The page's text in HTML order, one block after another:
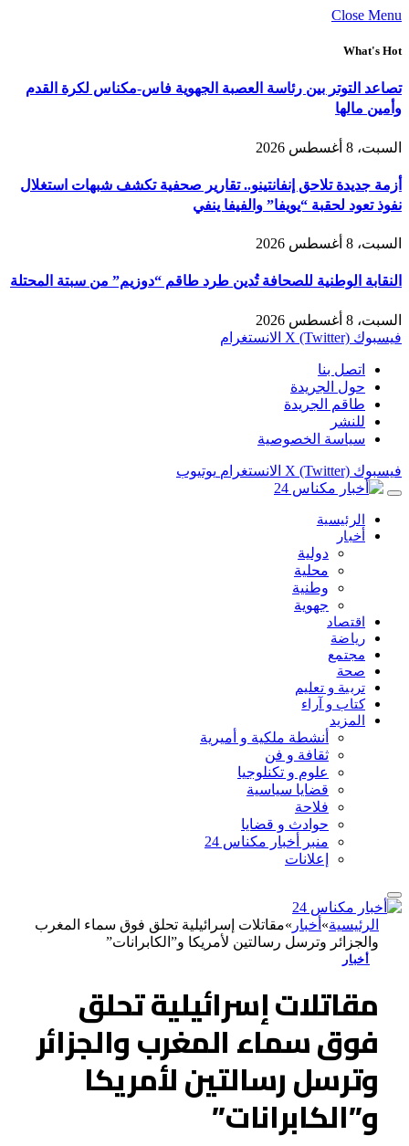
Close Menu
What's Hot
تصاعد التوتر بين رئاسة العصبة الجهوية فاس-مكناس لكرة القدم
وأمين مالها
السبت، 8 أغسطس 2026
أزمة جديدة تلاحق إنفانتينو.. تقارير صحفية تكشف شبهات استغلال
نفوذ تعود لحقبة “يويفا” والفيفا ينفي
السبت، 8 أغسطس 2026
النقابة الوطنية للصحافة تُدين طرد طاقم “دوزيم” من سبتة المحتلة
السبت، 8 أغسطس 2026
فيسبوك X (Twitter) الانستغرام
اتصل بنا
حول الجريدة
طاقم الجريدة
للنشر
سياسة الخصوصية
فيسبوك X (Twitter) الانستغرام يوتيوب
الرئيسية
أخبار
دولية
محلية
وطنية
جهوية
اقتصاد
رياضة
مجتمع
صحة
تربية و تعليم
كتاب و آراء
المزيد
أنشطة ملكية و أميرية
ثقافة و فن
علوم و تكنلوجيا
قضايا سياسية
فلاحة
حوادث و قضايا
منبر أخبار مكناس 24
إعلانات
الرئيسية» أخبار »مقاتلات إسرائيلية تحلق فوق سماء المغرب
والجزائر وترسل رسالتين لأمريكا و”الكابرانات”
أخبار
مقاتلات إسرائيلية تحلق
فوق سماء المغرب والجزائر
وترسل رسالتين لأمريكا
و”الكابرانات”